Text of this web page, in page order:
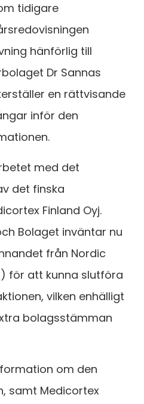
tidigare
hänförlig till
Dr Sannas
en rättvisande
inför den
med det
det finska
Finland Oyj.
Bolaget inväntar nu
från Nordic
för att kunna slutföra
vilken enhälligt
bolagsstämman
om den
samt Medicortex